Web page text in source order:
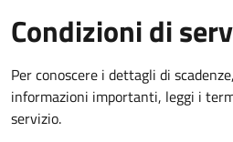
Condizioni di
Per conoscere i dettagli di
informazioni importanti, leggi i
servizio.